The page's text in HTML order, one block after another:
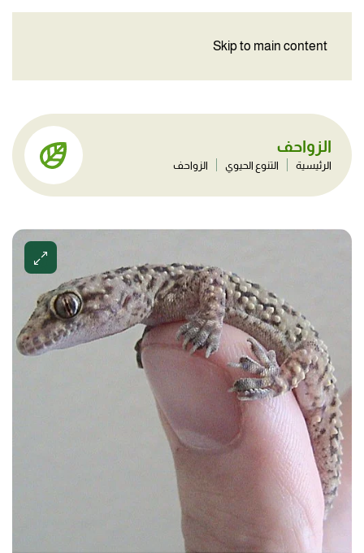
Skip to main content
الزواحف
الرئيسية التنوع الحيوي الزواحف